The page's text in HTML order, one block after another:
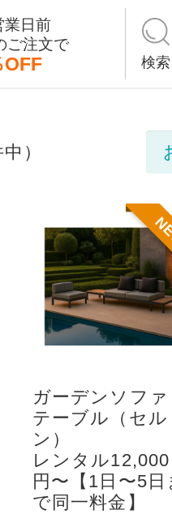
業日前
ご注文で
OFF 検索
）
ガーデンソファ
テーブル（セル
ン）
レンタル12,000
円〜【1日〜5日
で同一料金】